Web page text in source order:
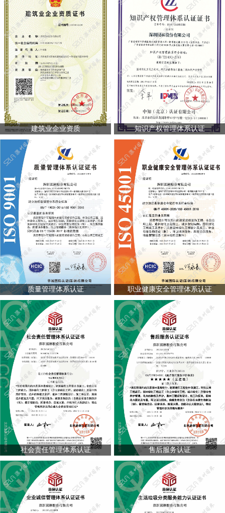
建筑业企业资质 知识产权管理体系认证
质量管理体系认证 职业健康安全管理体系认证
社会责任管理体系认证 售后服务认证